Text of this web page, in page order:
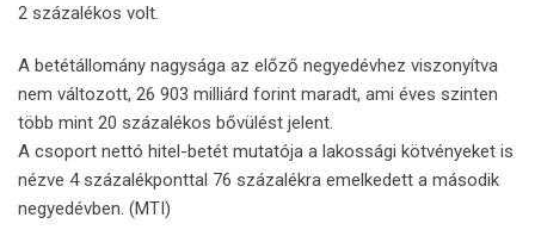
2 százalékos volt.
A betétállomány nagysága az előző negyedévhez viszonyítva
nem változott, 26 903 milliárd forint maradt, ami éves szinten
több mint 20 százalékos bővülést jelent.
A csoport nettó hitel-betét mutatója a lakossági kötvényeket is
nézve 4 százalékponttal 76 százalékra emelkedett a második
negyedévben. (MTI)